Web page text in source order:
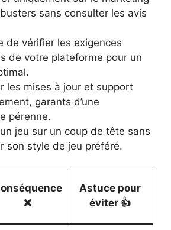
sans consulter les avis
de vérifier les exigences
de votre plateforme pour un
les mises à jour et support
garants d’une
pérenne.
jeu sur un coup de tête sans
son style de jeu préféré.
❌
Astuce pour
éviter 👍